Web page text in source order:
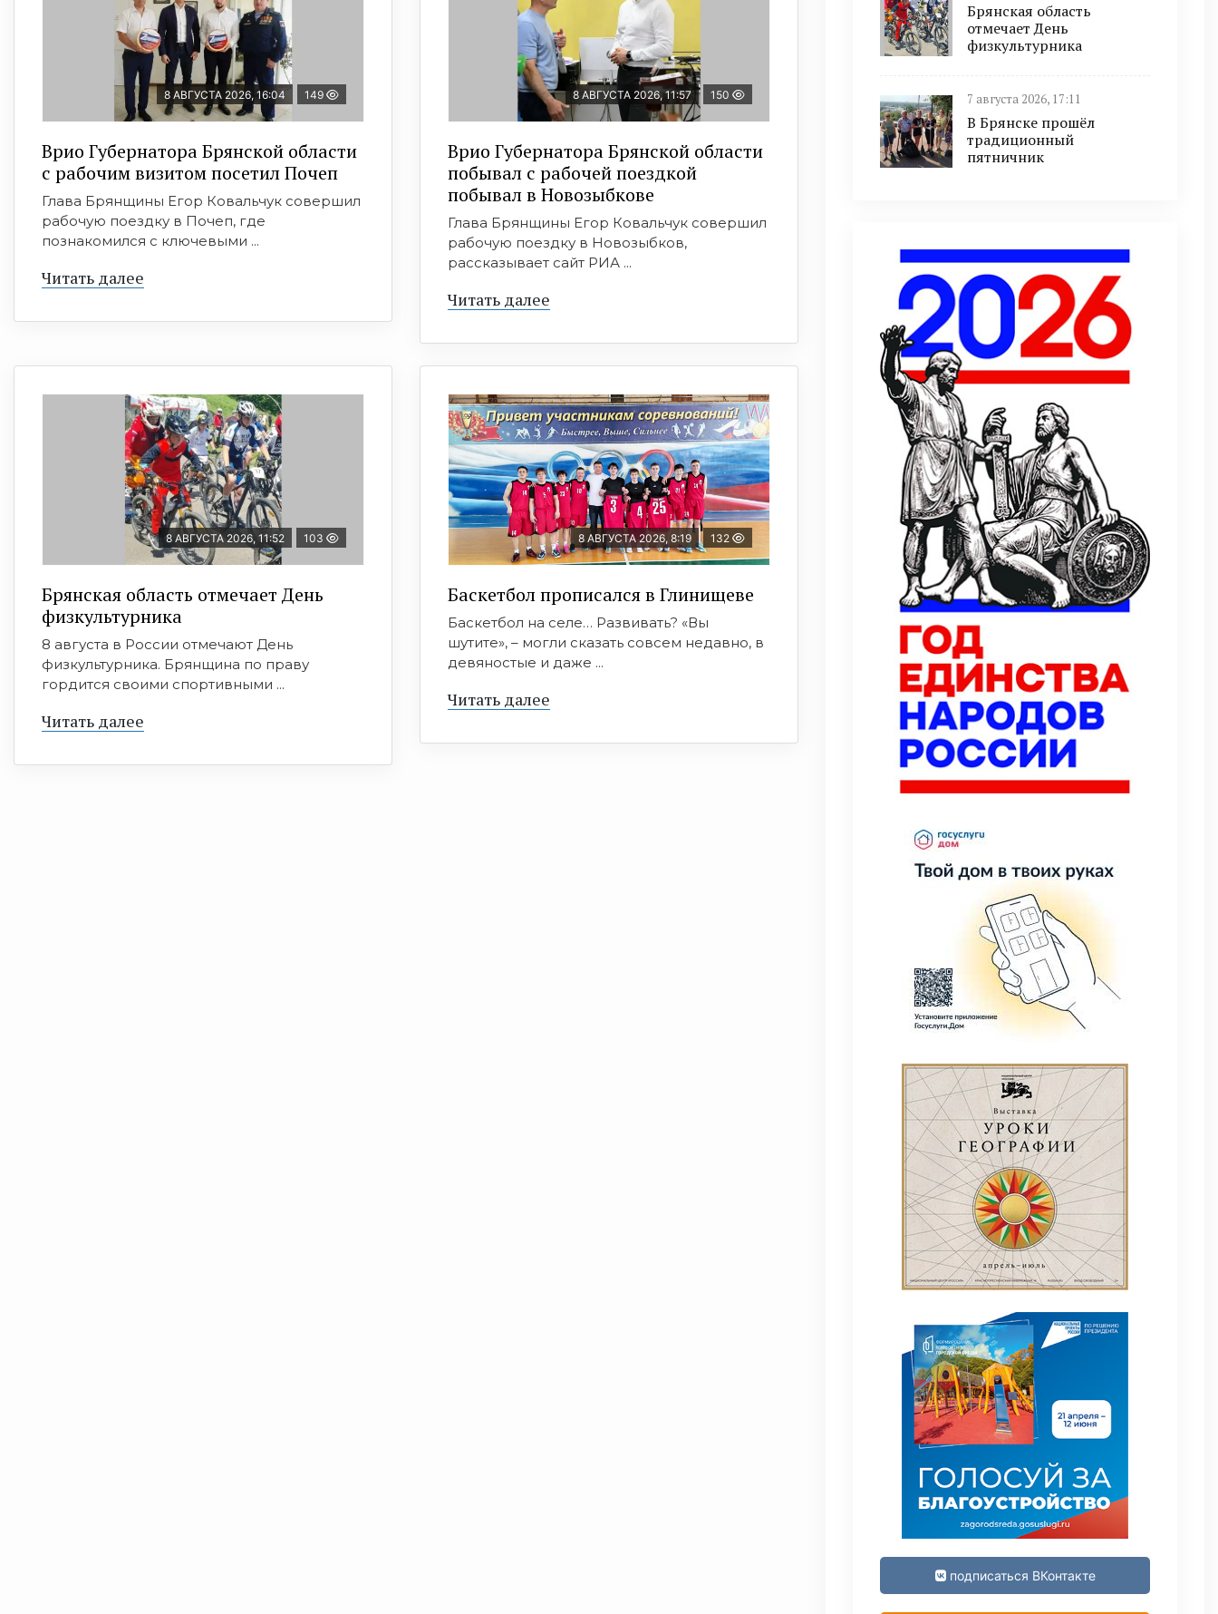
8 АВГУСТА 2026, 16:04 149
Врио Губернатора Брянской области
с рабочим визитом посетил Почеп
Глава Брянщины Егор Ковальчук совершил
рабочую поездку в Почеп, где
познакомился с ключевыми ...
Читать далее
8 АВГУСТА 2026, 11:57 150
Врио Губернатора Брянской области
побывал с рабочей поездкой
побывал в Новозыбкове
Глава Брянщины Егор Ковальчук совершил
рабочую поездку в Новозыбков,
рассказывает сайт РИА ...
Читать далее
8 АВГУСТА 2026, 11:52 103
Брянская область отмечает День
физкультурника
8 августа в России отмечают День
физкультурника. Брянщина по праву
гордится своими спортивными ...
Читать далее
8 АВГУСТА 2026, 8:19 132
Баскетбол прописался в Глинищеве
Баскетбол на селе… Развивать? «Вы
шутите», – могли сказать совсем недавно, в
девяностые и даже ...
Читать далее
Брянская область
отмечает День
физкультурника
7 августа 2026, 17:11
В Брянске прошёл
традиционный
пятничник
подписаться ВКонтакте